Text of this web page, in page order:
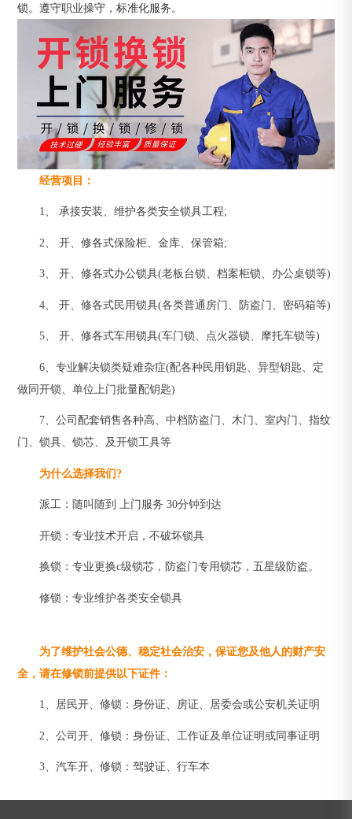
锁。遵守职业操守，标准化服务。
经营项目：
1、 承接安装、维护各类安全锁具工程;
2、 开、修各式保险柜、金库、保管箱;
3、 开、修各式办公锁具(老板台锁、档案柜锁、办公桌锁等)
4、 开、修各式民用锁具(各类普通房门、防盗门、密码箱等)
5、 开、修各式车用锁具(车门锁、点火器锁、摩托车锁等)
6、专业解决锁类疑难杂症(配各种民用钥匙、异型钥匙、定
做同开锁、单位上门批量配钥匙)
7、公司配套销售各种高、中档防盗门、木门、室内门、指纹
门、锁具、锁芯、及开锁工具等
为什么选择我们?
派工：随叫随到 上门服务 30分钟到达
开锁：专业技术开启，不破坏锁具
换锁：专业更换c级锁芯，防盗门专用锁芯，五星级防盗。
修锁：专业维护各类安全锁具
为了维护社会公德、稳定社会治安，保证您及他人的财产安
全，请在修锁前提供以下证件：
1、居民开、修锁：身份证、房证、居委会或公安机关证明
2、公司开、修锁：身份证、工作证及单位证明或同事证明
3、汽车开、修锁：驾驶证、行车本